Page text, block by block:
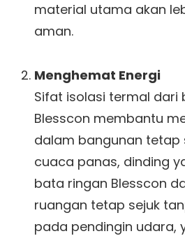
material utama akan
aman.
Menghemat Energi
Sifat isolasi termal dari
Blesscon membantu
dalam bangunan tetap
cuaca panas, dinding
bata ringan Blesscon
ruangan tetap sejuk
pada pendingin udara,